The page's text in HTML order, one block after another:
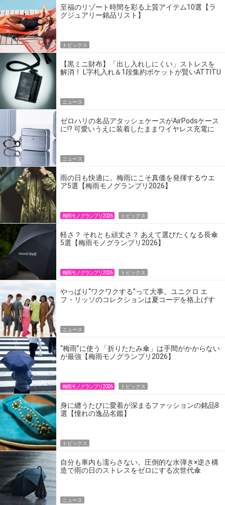
至福のリゾート時間を彩る上質アイテム10選【ラ
グジュアリー銘品リスト】
トピックス
【黒ミニ財布】「出し入れしにくい」ストレスを
解消！ L字札入れ＆1段集約ポケットが賢いATTITU
ニュース
ゼロハリの名品アタッシェケースがAirPodsケース
に!? 可愛いうえに装着したままワイヤレス充電に
ニュース
雨の日も快適に。梅雨にこそ真価を発揮するウエ
ア5選【梅雨モノグランプリ2026】
梅雨モノグランプリ2026 トピックス
軽さ？ それとも頑丈さ？ あえて選びたくなる長傘
5選【梅雨モノグランプリ2026】
梅雨モノグランプリ2026 トピックス
やっぱり“ワクワクする”って大事。ユニクロ エ
フ・リッソのコレクションは夏コーデを格上げす
ニュース
“梅雨”に使う「折りたたみ傘」は手間がかからない
が最強【梅雨モノグランプリ2026】
梅雨モノグランプリ2026 トピックス
身に纏うたびに愛着が深まるファッションの銘品8
選【憧れの逸品名鑑】
トピックス
自分も車内も濡らさない。圧倒的な水弾き×逆さ構
造で雨の日のストレスをゼロにする次世代傘
ニュース